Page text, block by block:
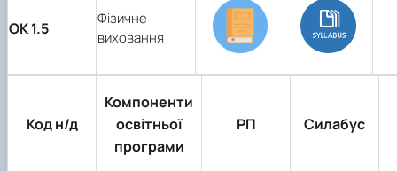
ОК 1.5
Фізичне
виховання
Код н/д
Компоненти
освітньої
програми
РП Силабус